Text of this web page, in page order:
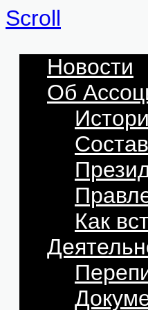
Scroll
Новости
Об
Состав
Как